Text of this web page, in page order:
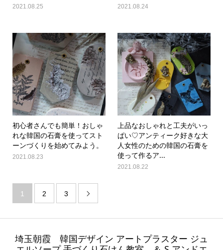
2021.08.25 2021.08.24
初心者さんでも簡単！おしゃ
れな韓国の石膏を使ってスト
ーンづくりを始めてみよう。
2021.08.23
上品なおしゃれと工夫がいっ
ぱい♡アンティーク好きな大
人女性のための韓国の石膏を
使って作るア...
2021.08.22
1 2 3 
埼玉朝霞 韓国デザイン アートプラスター ジュ